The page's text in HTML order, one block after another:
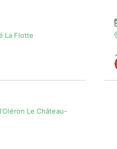
La Flotte
Le Château-